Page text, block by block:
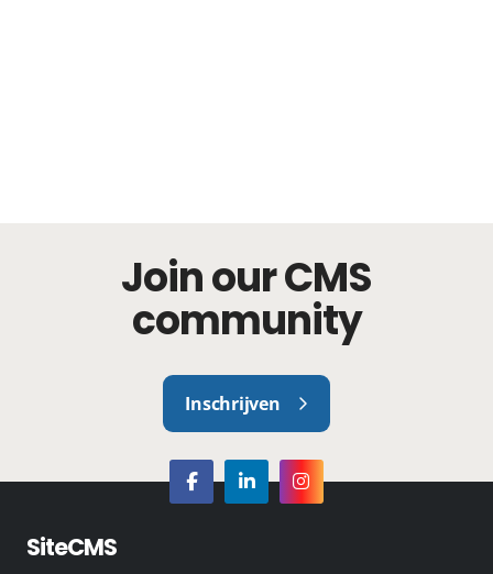
Join our CMS
community
Inschrijven
SiteCMS